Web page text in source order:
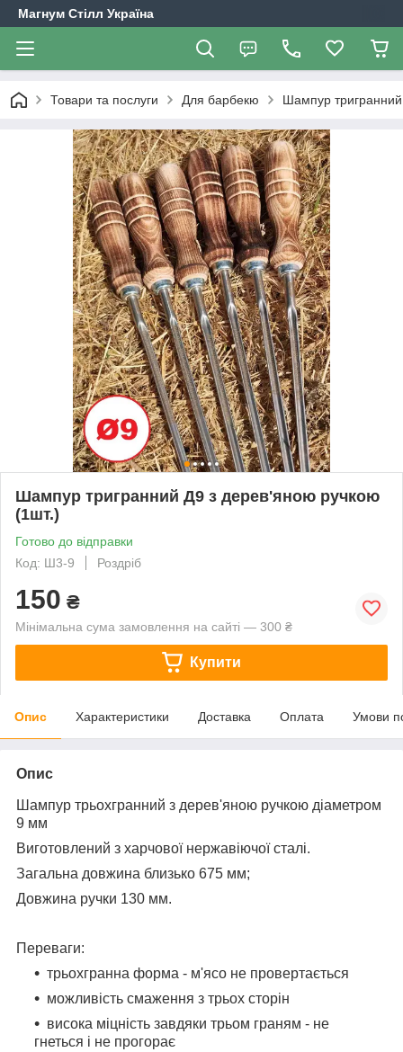
Магнум Стілл Україна
Товари та послуги Для барбекю Шампур
Шампур тригранний Д9 з дерев'яною ручкою
(1шт.)
Готово до відправки
Код: Ш3-9
Роздріб
150 ₴
Мінімальна сума замовлення на сайті — 300 ₴
Купити
Опис Характеристики Доставка Оплата Умови
Опис
Шампур трьохгранний з дерев'яною ручкою діаметром
9 мм
Виготовлений з харчової нержавіючої сталі.
Загальна довжина близько 675 мм;
Довжина ручки 130 мм.
Переваги:
трьохгранна форма - м'ясо не провертається
можливість смаження з трьох сторін
висока міцність завдяки трьом граням - не
гнеться і не прогорає